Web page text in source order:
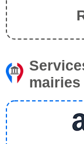
mairies